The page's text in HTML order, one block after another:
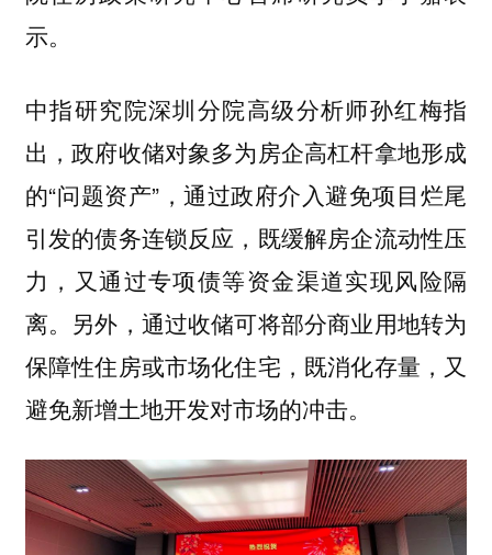
示。
中指研究院深圳分院高级分析师孙红梅指
出，政府收储对象多为房企高杠杆拿地形成
的“问题资产”，通过政府介入避免项目烂尾
引发的债务连锁反应，既缓解房企流动性压
力，又通过专项债等资金渠道实现风险隔
离。另外，通过收储可将部分商业用地转为
保障性住房或市场化住宅，既消化存量，又
避免新增土地开发对市场的冲击。